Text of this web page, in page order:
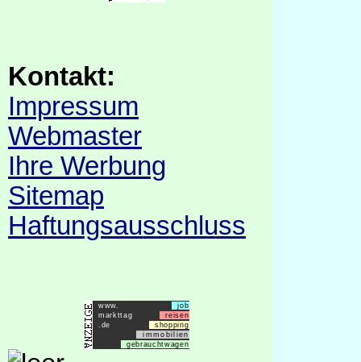
Kontakt:
Impressum
Webmaster
Ihre Werbung
Sitemap
Haftungsausschluss
www.
markttag
.de
job
reisen
shopping
immobilien
gebrauchtwagen